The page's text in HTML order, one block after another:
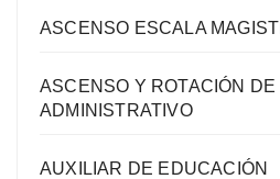
ASCENSO ESCALA
ASCENSO Y ROTACIÓN
ADMINISTRATIVO
AUXILIAR DE EDUCACIÓN